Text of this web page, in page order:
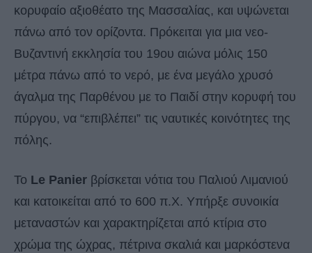
κορυφαίο αξιοθέατο της Μασσαλίας, και υψώνεται
πάνω από τον ορίζοντα. Πρόκειται για μια νεο-
Βυζαντινή εκκλησία του 19ου αιώνα μόλις 150
μέτρα πάνω από το νερό, με ένα μεγάλο χρυσό
άγαλμα της Παρθένου με το Παιδί στην κορυφή του
πύργου, να “επιβλέπει” τις ναυτικές κοινότητες της
πόλης.
Το Le Panier βρίσκεται νότια του Παλιού Λιμανιού
και κατοικείται από το 600 π.Χ. Υπήρξε συνοικία
μεταναστών και χαρακτηρίζεται από κτίρια στο
χρώμα της ώχρας, πέτρινα σκαλιά και μαρκόστενα